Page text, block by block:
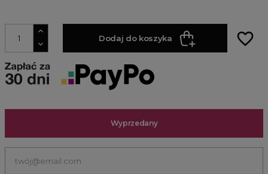
Dodaj do koszyka favorite_border
Wyprzedany